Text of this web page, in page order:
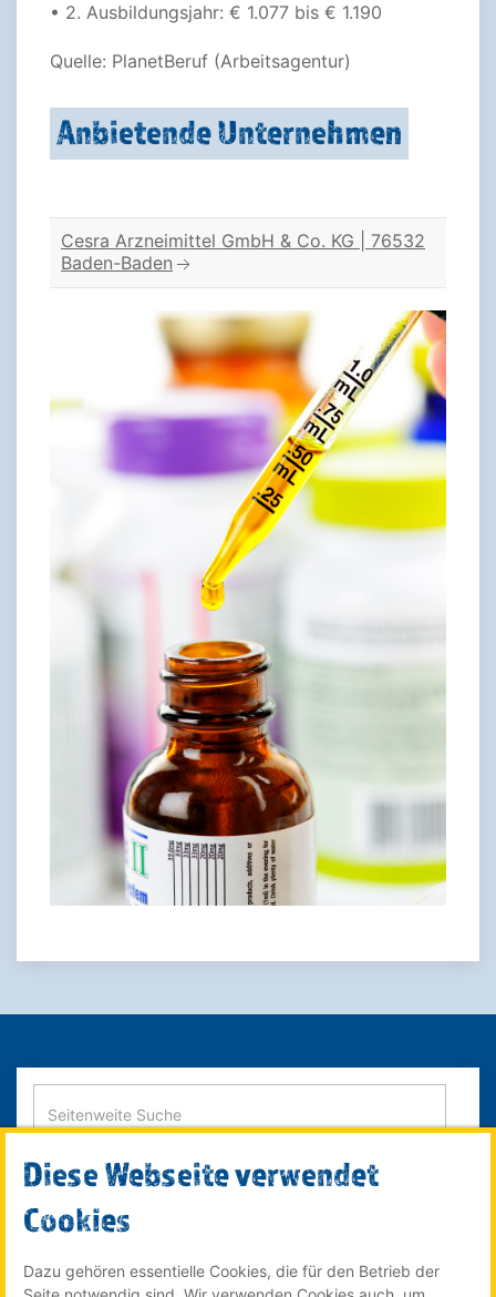
• 2. Ausbildungsjahr: € 1.077 bis € 1.190
Quelle: PlanetBeruf (Arbeitsagentur)
Anbietende Unternehmen
Cesra Arzneimittel GmbH & Co. KG | 76532
Baden-Baden
SUCHE STARTEN
Diese Webseite verwendet
Cookies
Dazu gehören essentielle Cookies, die für den Betrieb der